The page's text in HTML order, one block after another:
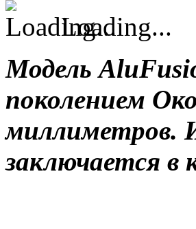
Loading...
Модель
поколением
миллиметров.
заключается